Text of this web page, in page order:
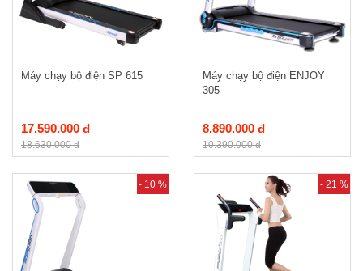
Máy chạy bộ điện SP 615
17.590.000 đ
18.630.000 đ
Máy chạy bộ điện ENJOY
305
8.890.000 đ
10.390.000 đ
- 10 % - 21 %